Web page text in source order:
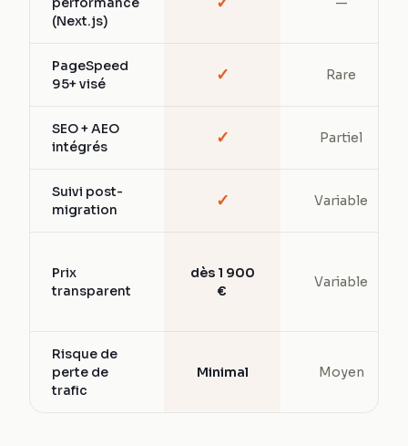
(Next.js)
PageSpeed
95+ visé
✓ Rare
SEO + AEO
intégrés
✓ Partiel
Suivi post-
migration
✓ Variable
Prix
transparent
dès 1 900
€
Variable
Risque de
perte de
trafic
Minimal Moyen